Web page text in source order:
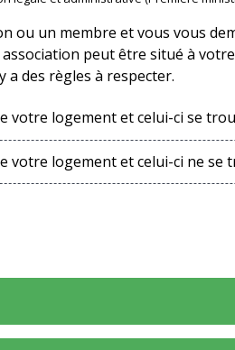
ou un membre et vous vous
peut être situé à
a des règles à respecter.
votre logement et celui-ci se
votre logement et celui-ci ne se